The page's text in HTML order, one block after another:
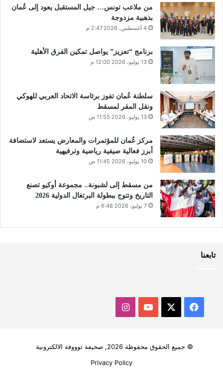
من ملاعب تونس… جيل المستقبل يعود إلى عُمان
بذهبية مزدوجة
4 أغسطس، 2026 2:47 م
برنامج “تعزيز” يواصل تمكين الفرق الأهلية
13 يوليو، 2026 12:00 م
سلطنة عُمان تفوز برئاسة الاتحاد العربي للهوكي
ونقل المقر لمسقط
13 يوليو، 2026 11:55 ص
مركز عُمان للمؤتمرات والمعارض يستعد لاستضافة
أبرز فعالية صيفية رياضية وترفيهية
10 يوليو، 2026 11:45 ص
من مسقط إلى لشبونة.. مجموعة أوكيو تصنع
التاريخ وتتوج ببطولة البرتغال الدولية 2026
7 يوليو، 2026 6:48 م
تابعنا
فيسبوك ‫YouTubeانستقرام
© جميع الحقوق محفوظة 2026, صحيفة توووفة الالكترونية
Privacy Policy